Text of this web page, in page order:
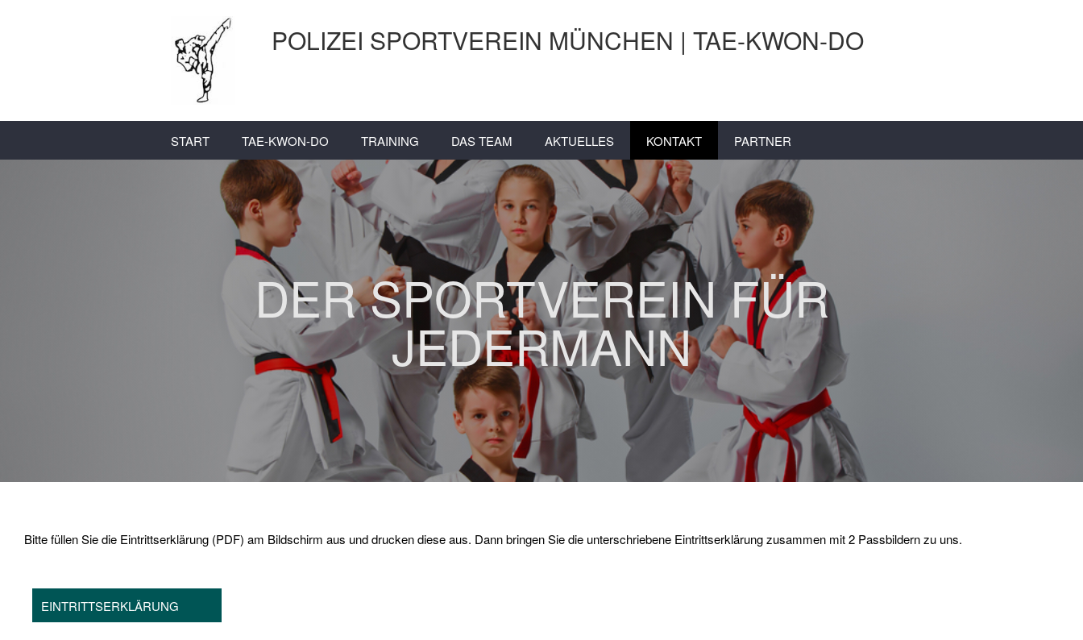
POLIZEI SPORTVEREIN MÜNCHEN | TAE-KWON-DO
START TAE-KWON-DO TRAINING DAS TEAM AKTUELLES KONTAKT PARTNER
DER SPORTVEREIN FÜR
JEDERMANN
Bitte füllen Sie die Eintrittserklärung (PDF) am Bildschirm aus und drucken diese aus. Dann bringen Sie die unterschriebene Eintrittserklärung zusammen mit 2 Passbildern zu uns.
EINTRITTSERKLÄRUNG